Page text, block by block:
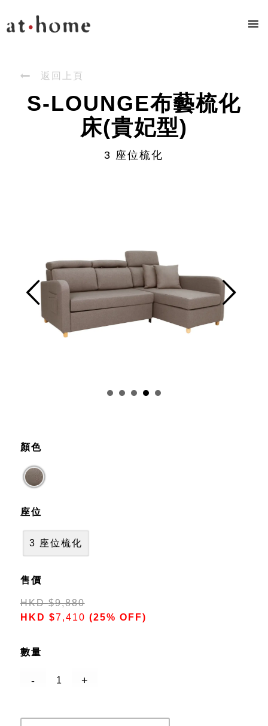
 返回上頁
S-LOUNGE布藝梳化
床(貴妃型)
3 座位梳化
Prev
顏色
座位
3 座位梳化
售價
HKD$9,880
HKD $7,410 (25% OFF)
數量